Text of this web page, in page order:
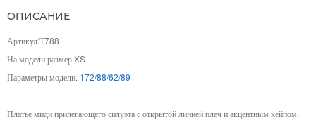
ОПИСАНИЕ
Артикул:Т788
На модели размер:XS
Параметры модели: 172/88/62/89
Платье миди прилегающего силуэта с открытой линией плеч и акцентным кейпом.